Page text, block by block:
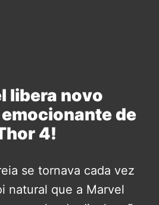
libera novo
de
4!
se tornava cada vez
natural que a Marvel